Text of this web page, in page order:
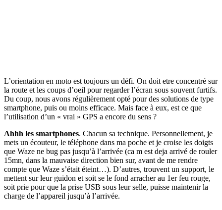
L’orientation en moto est toujours un défi. On doit etre concentré sur
la route et les coups d’oeil pour regarder l’écran sous souvent furtifs.
Du coup, nous avons régulièrement opté pour des solutions de type
smartphone, puis ou moins efficace. Mais face à eux, est ce que
l’utilisation d’un « vrai » GPS a encore du sens ?
Ahhh les smartphones. Chacun sa technique. Personnellement, je
mets un écouteur, le téléphone dans ma poche et je croise les doigts
que Waze ne bug pas jusqu’à l’arrivée (ca m est deja arrivé de rouler
15mn, dans la mauvaise direction bien sur, avant de me rendre
compte que Waze s’était éteint…). D’autres, trouvent un support, le
mettent sur leur guidon et soit se le fond arracher au 1er feu rouge,
soit prie pour que la prise USB sous leur selle, puisse maintenir la
charge de l’appareil jusqu’à l’arrivée.